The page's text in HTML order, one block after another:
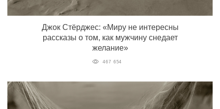
Джок Стёрджес: «Миру не интересны
рассказы о том, как мужчину снедает
желание»
467 654